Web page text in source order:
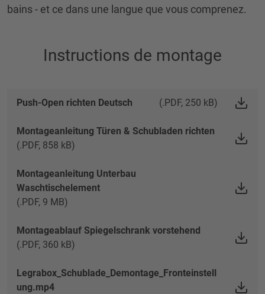
bains - et ce dans une langue que vous comprenez.
Instructions de montage
Push-Open richten Deutsch (.PDF, 250 kB)
Montageanleitung Türen & Schubladen richten
(.PDF, 858 kB)
Montageanleitung Unterbau
Waschtischelement
(.PDF, 9 MB)
Montageablauf Spiegelschrank vorstehend
(.PDF, 360 kB)
Legrabox_Schublade_Demontage_Fronteinstell
ung.mp4